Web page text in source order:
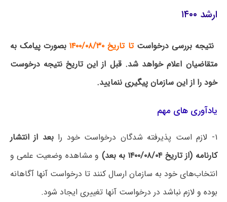
ارشد ۱۴۰۰
نتیجه بررسی درخواست تا تاریخ ۱۴۰۰/۰۸/۳۰
بصورت پیامک به
متقاضیان اعلام خواهد شد. قبل از این تاریخ نتیجه درخوست
خود را از این سازمان پیگیری ننمایید.
یادآوری های مهم
۱- لازم است پذیرفته شدگان درخواست خود را
بعد از انتشار
کارنامه (از تاریخ ۱۴۰۰/۰۸/۰۴ به بعد)
و مشاهده وضعیت علمی و
انتخاب‌های خود به سازمان ارسال کنند تا درخواست آنها آگاهانه
بوده و لازم نباشد در درخواست آنها تغییری ایجاد شود.